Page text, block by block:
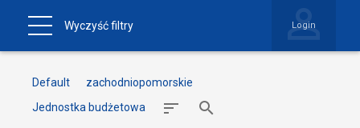
Wyczyść filtry Login
Default
zachodniopomorskie
Jednostka budżetowa